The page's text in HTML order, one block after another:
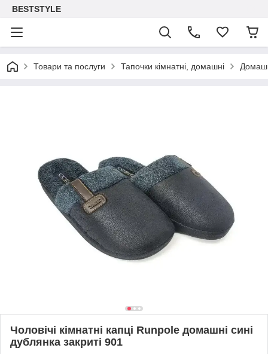
BESTSTYLE
Товари та послуги Тапочки кімнатні, домашні
Чоловічі кімнатні капці Runpolе домашні сині
дублянка закриті 901